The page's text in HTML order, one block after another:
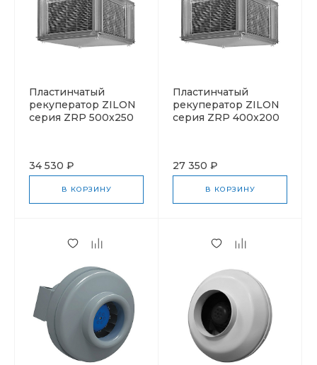
Пластинчатый
рекуператор ZILON
серия ZRP 500x250
34 530 ₽
В КОРЗИНУ
Пластинчатый
рекуператор ZILON
серия ZRP 400x200
27 350 ₽
В КОРЗИНУ